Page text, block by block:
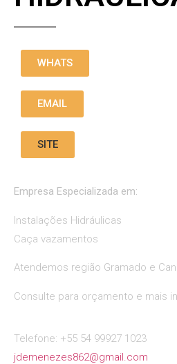
WHATS
EMAIL
SITE
Empresa Especializada em:
Instalações Hidráulicas
Caça vazamentos
Atendemos região Gramado e
Consulte para orçamento e mais
Telefone: +55 54 99927 1023
jdemenezes862@gmail.com